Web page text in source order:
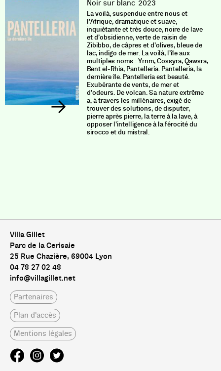
Noir sur blanc 2023
La voilà, suspendue entre nous et
l’Afrique, dramatique et suave,
inquiétante et très douce, noire de lave
et d’obsidienne, verte de raisin de
Zibibbo, de câpres et d’olives, bleue de
lac, indigo de mer. La voilà, l’île aux
multiples noms : Yrnm, Cossyra, Qawsra,
Bent el-Rhia, Pantelleria. Pantelleria, la
dernière île. Pantelleria est beauté.
Exubérante de vents, de mer et
d’odeurs. De volcan. Sa nature extrême
a, à travers les millénaires, exigé de
trouver des solutions, de disputer,
pierre après pierre, la terre à la lave, à
opposer l’intelligence à la férocité du
sirocco et du mistral.
Villa Gillet
Parc de la Cerisaie
25 Rue Chazière, 69004 Lyon
04 78 27 02 48
info@villagillet.net
Partenaires
Plan d'accès
Mentions légales